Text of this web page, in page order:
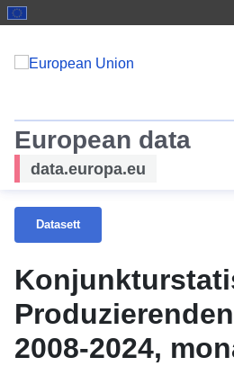
European data
data.europa.eu
Datasett
2008-2024,